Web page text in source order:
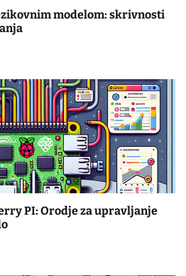
modelom: skrivnosti
PI: Orodje za upravljanje